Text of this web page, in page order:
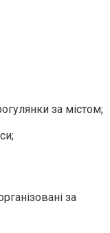
за містом;
за